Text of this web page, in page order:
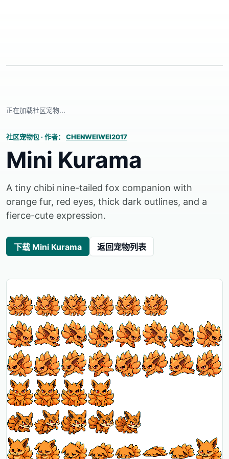
正在加载社区宠物...
社区宠物包 · 作者： CHENWEIWEI2017
Mini Kurama
A tiny chibi nine-tailed fox companion with
orange fur, red eyes, thick dark outlines, and a
fierce-cute expression.
下载 Mini Kurama 返回宠物列表